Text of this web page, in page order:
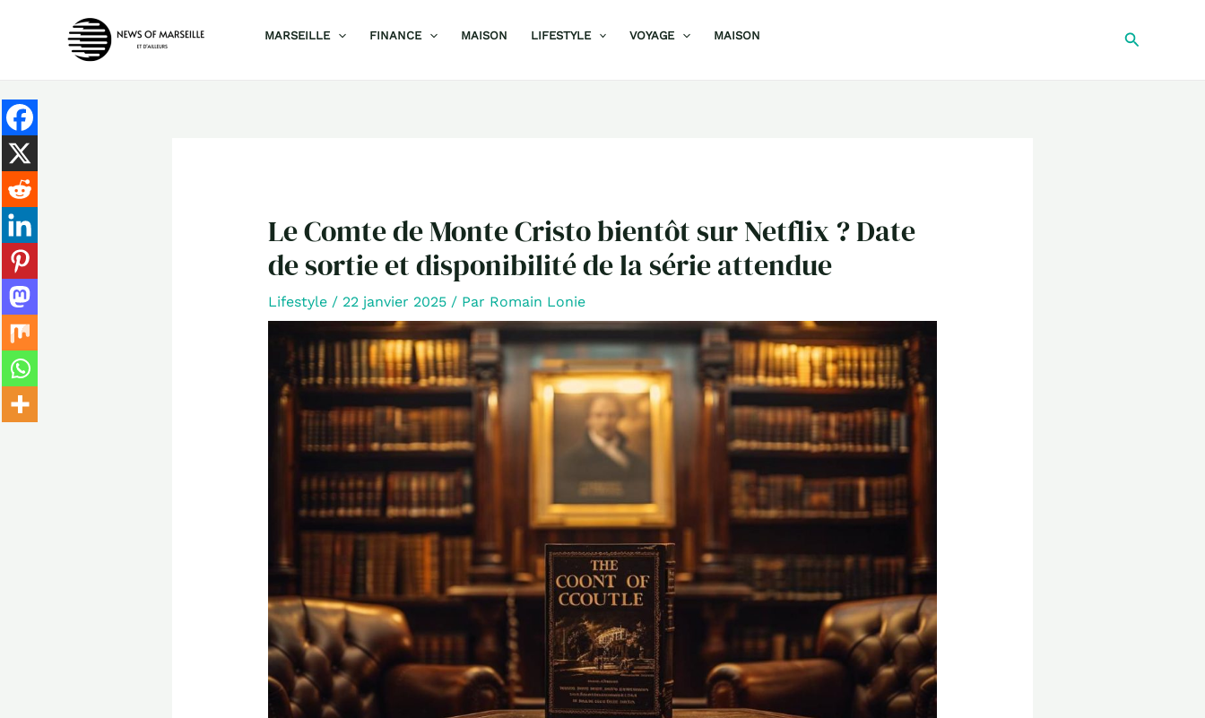
MARSEILLE FINANCE MAISON LIFESTYLE VOYAGE MAISON
Le Comte de Monte Cristo bientôt sur Netflix ? Date
de sortie et disponibilité de la série attendue
Lifestyle/ 22 janvier 2025 / Par Romain Lonie